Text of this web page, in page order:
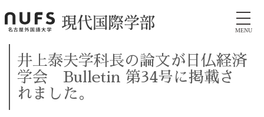
MENU
​井上泰夫学科長の論文が日仏経済
学会 Bulletin 第34号に掲載さ
れました。